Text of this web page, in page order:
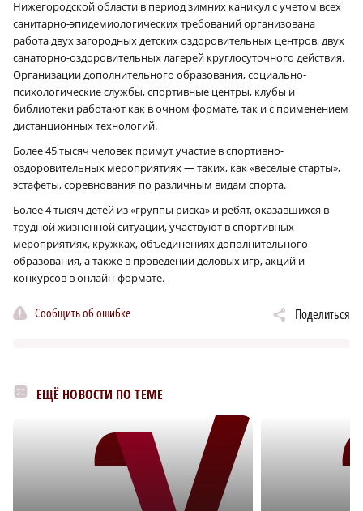
Нижегородской области в период зимних каникул с учетом всех
санитарно-эпидемиологических требований организована
работа двух загородных детских оздоровительных центров, двух
санаторно-оздоровительных лагерей круглосуточного действия.
Организации дополнительного образования, социально-
психологические службы, спортивные центры, клубы и
библиотеки работают как в очном формате, так и с применением
дистанционных технологий.
Более 45 тысяч человек примут участие в спортивно-
оздоровительных мероприятиях — таких, как «веселые старты»,
эстафеты, соревнования по различным видам спорта.
Более 4 тысяч детей из «группы риска» и ребят, оказавшихся в
трудной жизненной ситуации, участвуют в спортивных
мероприятиях, кружках, объединениях дополнительного
образования, а также в проведении деловых игр, акций и
конкурсов в онлайн-формате.
Сообщить об ошибке Поделиться
ЕЩЁ НОВОСТИ ПО ТЕМЕ